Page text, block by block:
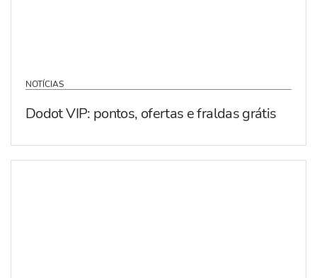
NOTÍCIAS
Dodot VIP: pontos, ofertas e fraldas grátis